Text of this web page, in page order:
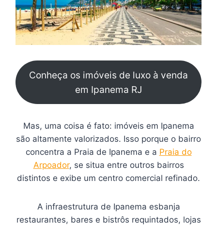
Conheça os imóveis de luxo à venda
em Ipanema RJ
Mas, uma coisa é fato: imóveis em Ipanema
são altamente valorizados. Isso porque o bairro
concentra a Praia de Ipanema e a Praia do
Arpoador, se situa entre outros bairros
distintos e exibe um centro comercial refinado.
A infraestrutura de Ipanema esbanja
restaurantes, bares e bistrôs requintados, lojas